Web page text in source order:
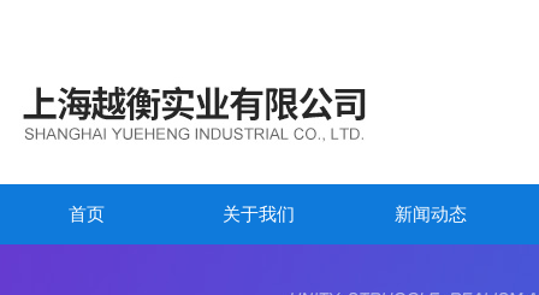
首页 关于我们 新闻动态